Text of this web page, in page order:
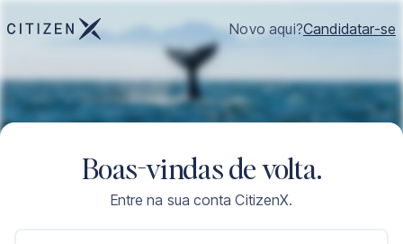
Novo aqui?Candidatar-se
Boas-vindas de volta.
Entre na sua conta CitizenX.